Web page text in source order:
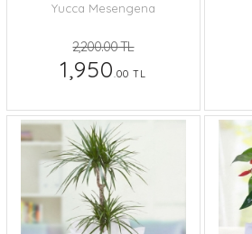
Yucca Mesengena
2,200.00 TL
1,950.00 TL